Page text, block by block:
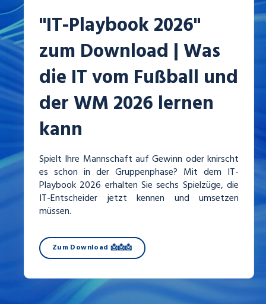
"IT-Playbook 2026"
zum Download | Was
die IT vom Fußball und
der WM 2026 lernen
kann
Spielt Ihre Mannschaft auf Gewinn oder knirscht
es schon in der Gruppenphase? Mit dem IT-
Playbook 2026 erhalten Sie sechs Spielzüge, die
IT-Entscheider jetzt kennen und umsetzen
müssen.
Zum Download 📩📩📩